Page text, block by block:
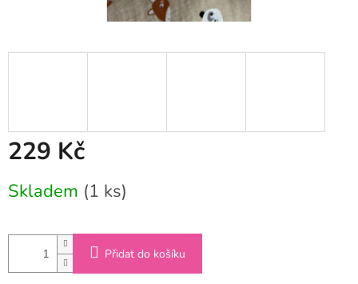
229 Kč
cena:
Skladem (1 ks)
Přidat do košíku